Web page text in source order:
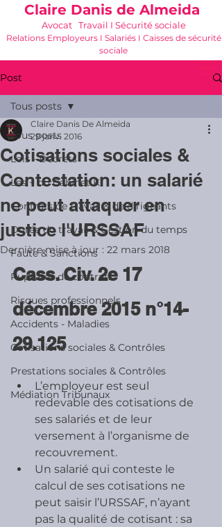
Claire Danis de Almeida
Avocat Travail I Sécurité sociale
Relations Employeurs I Salariés I Caisses de sécurité
sociale
Post
Tous posts
Lois - Décrets
Les + du Cabinet K
Contrats de travail & de dirigeants
Durée du travail & Gestion du temps
Faute & Sanctions
Ruptures de contrats
Risques professionnels
Accidents - Maladies
Cotisations sociales & Contrôles
Prestations sociales & Contrôles
Médiation Tribunaux
Tous posts
Cotisations sociales &
Contestation: un salarié
ne peut attaquer en
justice l'URSSAF
Claire Danis De Almeida
29 janv. 2016
Dernière mise à jour : 22 mars 2018
Cass. Civ. 2e 17
décembre 2015 n°14-
29.125
L’employeur est seul
redevable des cotisations de
ses salariés et de leur
versement à l’organisme de
recouvrement.
Un salarié qui conteste le
calcul de ses cotisations ne
peut saisir l’URSSAF, n’ayant
pas la qualité de cotisant : sa